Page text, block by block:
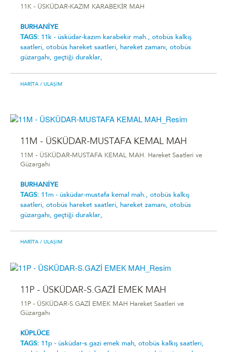
11K - ÜSKÜDAR-KAZIM KARABEKİR MAH
BURHANİYE
TAGS: 11k - üsküdar-kazim karabeki̇r mah., otobüs kalkış
saatleri, otobüs hareket saatleri, hareket zamanı, otobüs
güzargahı, geçtiği duraklar,
HARITA / ULAŞIM
11M - ÜSKÜDAR-MUSTAFA KEMAL MAH
11M - ÜSKÜDAR-MUSTAFA KEMAL MAH. Hareket Saatleri ve
Güzargahı
BURHANİYE
TAGS: 11m - üsküdar-mustafa kemal mah., otobüs kalkış
saatleri, otobüs hareket saatleri, hareket zamanı, otobüs
güzargahı, geçtiği duraklar,
HARITA / ULAŞIM
11P - ÜSKÜDAR-S.GAZİ EMEK MAH
11P - ÜSKÜDAR-S.GAZİ EMEK MAH Hareket Saatleri ve
Güzargahı
KÜPLÜCE
TAGS: 11p - üsküdar-s.gazi̇ emek mah, otobüs kalkış saatleri,